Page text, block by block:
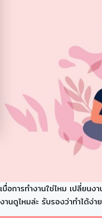
เบื่อการทำงานใช่ไหม เปลี่ยน
งานดูไหมล่ะ รับรองว่าทำได้ง่